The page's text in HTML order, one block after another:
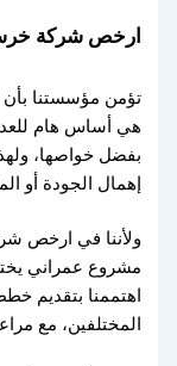
ارخص شركة
تؤمن مؤسستنا بأن
هي أساس هام
بفضل خواصها،
إهمال الجودة أو
ولأننا في ارخص
مشروع عمراني
اهتممنا بتقديم
المختلفين، مع